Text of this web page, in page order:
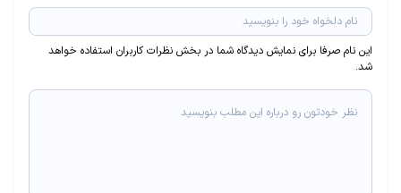
این نام صرفا برای نمایش دیدگاه شما در بخش نظرات کاربران استفاده خواهد
شد.